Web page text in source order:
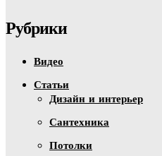
Рубрики
Видео
Статьи
Дизайн и интерьер
Сантехника
Потолки